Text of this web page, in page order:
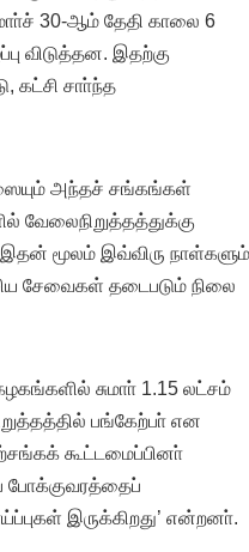
30-ஆம் தேதி காலை 6
விடுத்தன. இதற்கு
கட்சி சாா்ந்த
அந்தச் சங்கங்கள்
வேலைநிறுத்தத்துக்கு
மூலம் இவ்விரு நாள்களும்
சேவைகள் தடைபடும் நிலை
சுமாா் 1.15 லட்சம்
பங்கேற்பா் என
கூட்டமைப்பினா்
போக்குவரத்தைப்
இருக்கிறது’ என்றனா்.